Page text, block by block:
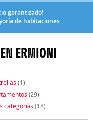
garantizado!
de habitaciones
ERMIONI
(1)
(29)
categorías (18)